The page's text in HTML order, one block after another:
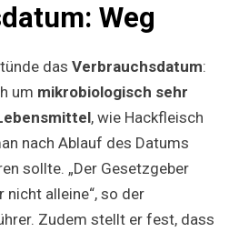
Weg
das Verbrauchsdatum:
um mikrobiologisch sehr
, wie Hackfleisch
nach Ablauf des Datums
sollte. „Der Gesetzgeber
nicht alleine“, so der
Zudem stellt er fest, dass